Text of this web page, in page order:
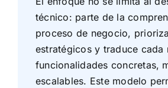
técnico: parte de la
proceso de negocio,
estratégicos y traduce cada
funcionalidades concretas,
escalables. Este modelo